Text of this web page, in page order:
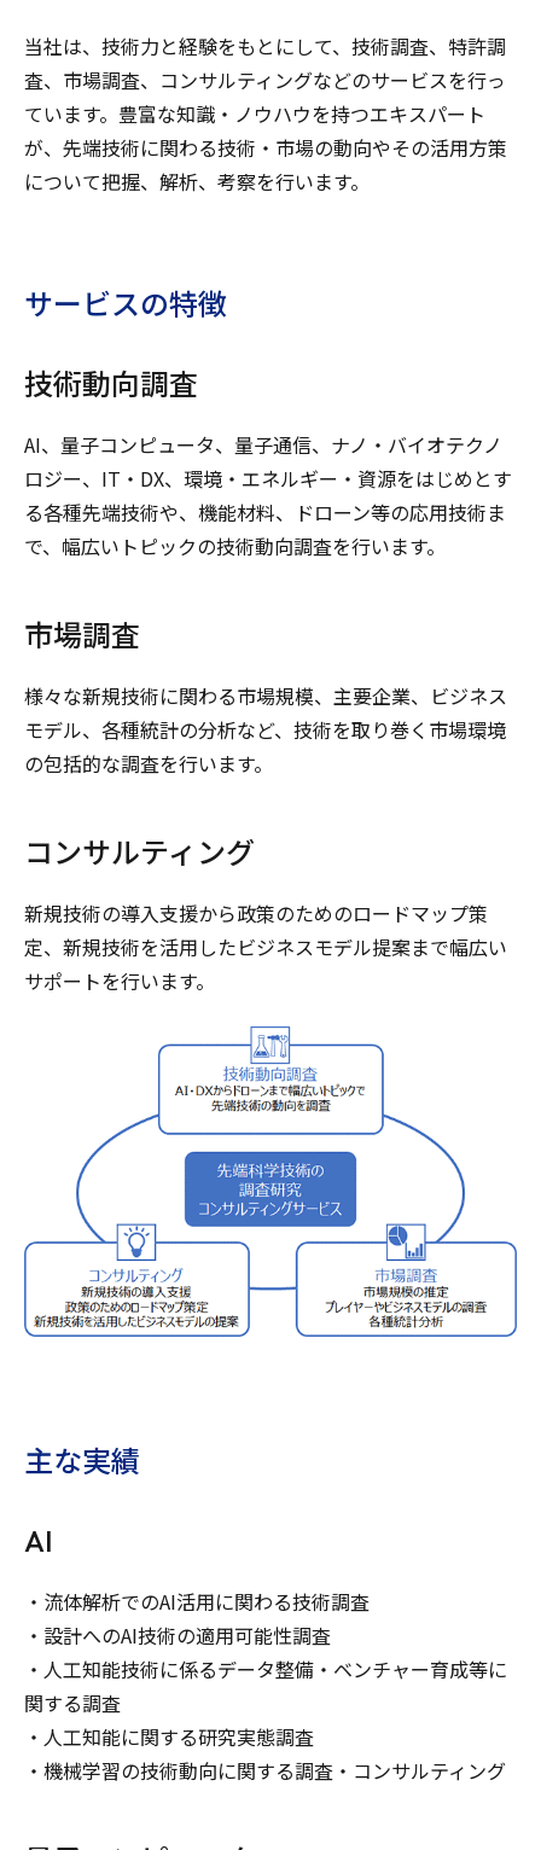
当社は、技術力と経験をもとにして、技術調査、特許調
査、市場調査、コンサルティングなどのサービスを行っ
ています。豊富な知識・ノウハウを持つエキスパート
が、先端技術に関わる技術・市場の動向やその活用方策
について把握、解析、考察を行います。
サービスの特徴
技術動向調査
AI、量子コンピュータ、量子通信、ナノ・バイオテクノ
ロジー、IT・DX、環境・エネルギー・資源をはじめとす
る各種先端技術や、機能材料、ドローン等の応用技術ま
で、幅広いトピックの技術動向調査を行います。
市場調査
様々な新規技術に関わる市場規模、主要企業、ビジネス
モデル、各種統計の分析など、技術を取り巻く市場環境
の包括的な調査を行います。
コンサルティング
新規技術の導入支援から政策のためのロードマップ策
定、新規技術を活用したビジネスモデル提案まで幅広い
サポートを行います。
主な実績
AI
・流体解析でのAI活用に関わる技術調査
・設計へのAI技術の適用可能性調査
・人工知能技術に係るデータ整備・ベンチャー育成等に
関する調査
・人工知能に関する研究実態調査
・機械学習の技術動向に関する調査・コンサルティング